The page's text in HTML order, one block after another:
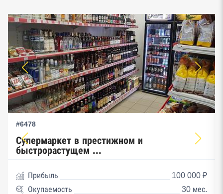
#6478
Супермаркет в престижном и
быстрорастущем ...
Прибыль
100 000 ₽
Окупаемость
30 мес.